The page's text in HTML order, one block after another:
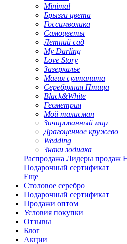
Minimal
Брызги цвета
Госсимволика
Самоцветы
Летний сад
My Darling
Love Story
Зазеркалье
Магия султанита
Серебряная Птица
Black&White
Геометрия
Мой талисман
Зачарованный мир
Драгоценное кружево
Wedding
Знаки зодиака
Распродажа Лидеры продаж
Подарочный сертификат
Еще
Столовое серебро
Подарочный сертификат
Продажи оптом
Условия покупки
Отзывы
Блог
Акции